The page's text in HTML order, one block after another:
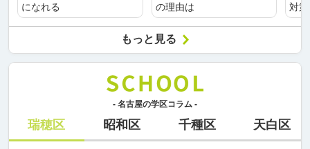
になれる
の理由は
対
もっと見る
- 名古屋の学区コラム -
瑞穂区 昭和区 千種区 天白区